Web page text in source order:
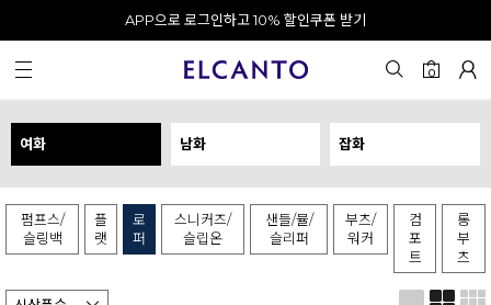
오전 10시 이전 결제 완료 시 오늘 출발!
0
여화 남화 잡화
펌프스/
슬링백
플
랫
로
퍼
스니커즈/
슬립온
샌들/뮬/
슬리퍼
부츠/
워커
컴
포
트
롱
부
츠